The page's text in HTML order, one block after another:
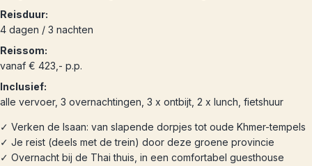
Reisduur:
4 dagen / 3 nachten
Reissom:
vanaf € 423,- p.p.
Inclusief:
alle vervoer, 3 overnachtingen, 3 x ontbijt, 2 x lunch, fietshuur
✓ Verken de Isaan: van slapende dorpjes tot oude Khmer-tempels
✓ Je reist (deels met de trein) door deze groene provincie
✓ Overnacht bij de Thai thuis, in een comfortabel guesthouse